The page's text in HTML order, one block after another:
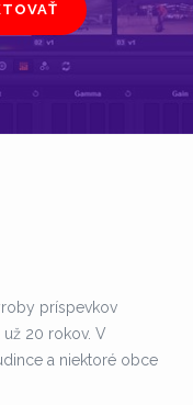
príspevkov
20 rokov. V
a niektoré obce